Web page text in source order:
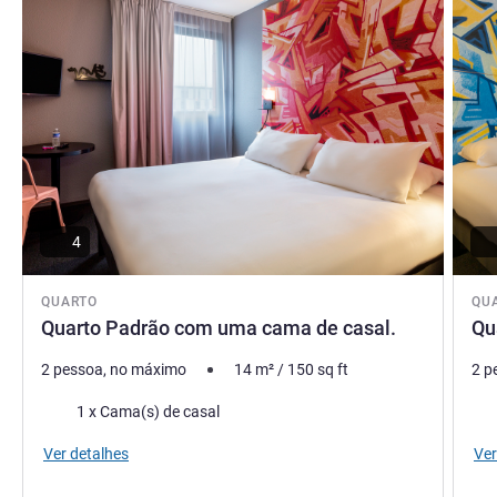
Leila Benchrifa, Gerência do hotel
QUARTO
Quarto Padrão com uma cama de casal.
4
2 pessoa, no máximo 14 m²/ 150 sq ft
Roupa de cama
1 x Cama(s) de casal
Ver detalhes
2